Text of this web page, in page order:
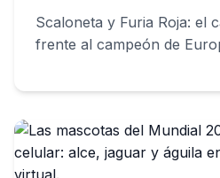
Scaloneta y Furia Roja: el
frente al campeón de